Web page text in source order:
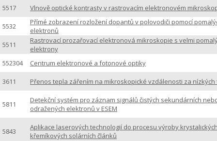
5517
Vlnově optické kontrasty v rastrovacím elektronovém
5532
Přímé zobrazení rozložení dopantů v polovodiči pomocí
elektronů
5511
Rastrovací prozařovací elektronová mikroskopie s velmi
elektrony
552304
Centrum elektronové a fotonové optiky
3611 Přenos tepla zářením na mikroskopické vzdálenosti za nízkých
5811
Detekční systém pro záznam signálů čistých sekundárních
odražených elektronů v ESEM
5843
Aplikace laserových technologií do procesu výroby
křemíkových solárních článků